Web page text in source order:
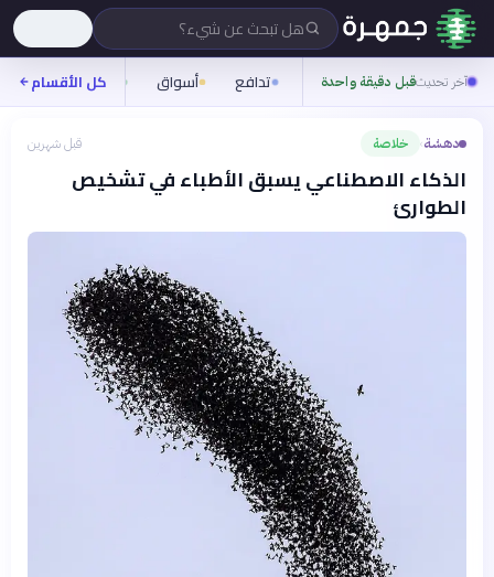
هل تبحث عن شيء؟
آخر تحديثقبل دقيقة واحدة تدافع أسواق ناس روح
كل الأقسام
دهشة› خلاصة قبل شهرين
الذكاء الاصطناعي يسبق الأطباء في تشخيص
الطوارئ